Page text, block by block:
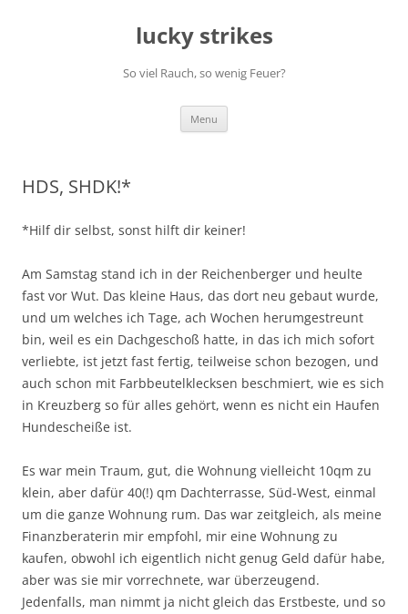
lucky strikes
So viel Rauch, so wenig Feuer?
Menu
HDS, SHDK!*
*Hilf dir selbst, sonst hilft dir keiner!
Am Samstag stand ich in der Reichenberger und heulte
fast vor Wut. Das kleine Haus, das dort neu gebaut wurde,
und um welches ich Tage, ach Wochen herumgestreunt
bin, weil es ein Dachgeschoß hatte, in das ich mich sofort
verliebte, ist jetzt fast fertig, teilweise schon bezogen, und
auch schon mit Farbbeutelklecksen beschmiert, wie es sich
in Kreuzberg so für alles gehört, wenn es nicht ein Haufen
Hundescheiße ist.
Es war mein Traum, gut, die Wohnung vielleicht 10qm zu
klein, aber dafür 40(!) qm Dachterrasse, Süd-West, einmal
um die ganze Wohnung rum. Das war zeitgleich, als meine
Finanzberaterin mir empfohl, mir eine Wohnung zu
kaufen, obwohl ich eigentlich nicht genug Geld dafür habe,
aber was sie mir vorrechnete, war überzeugend.
Jedenfalls, man nimmt ja nicht gleich das Erstbeste, und so